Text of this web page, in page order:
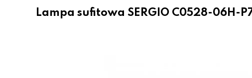
Lampa sufitowa SERGIO C0528-06H-